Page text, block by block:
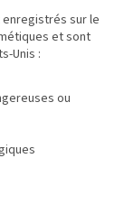
enregistrés sur le
et sont
Unis :
ou